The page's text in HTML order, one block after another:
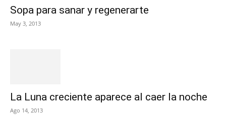
Sopa para sanar y regenerarte
May 3, 2013
La Luna creciente aparece al caer la noche
Ago 14, 2013